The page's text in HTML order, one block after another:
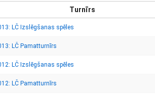
Turnīrs
LČ Izslēgšanas spēles
LČ Pamatturnīrs
LČ Izslēgšanas spēles
LČ Pamatturnīrs